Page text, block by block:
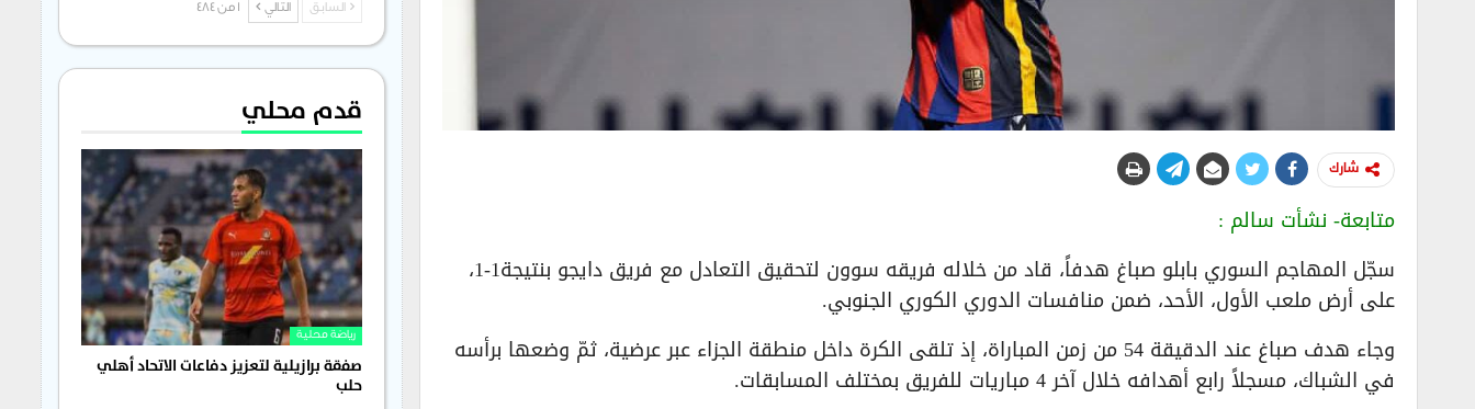
شارك
متابعة- نشأت سالم :
سجّل المهاجم السوري بابلو صباغ هدفاً، قاد من خلاله فريقه سوون لتحقيق التعادل مع فريق دايجو بنتيجة1-1،
على أرض ملعب الأول، الأحد، ضمن منافسات الدوري الكوري الجنوبي.
وجاء هدف صباغ عند الدقيقة 54 من زمن المباراة، إذ تلقى الكرة داخل منطقة الجزاء عبر عرضية، ثمّ وضعها برأسه
في الشباك، مسجلاً رابع أهدافه خلال آخر 4 مباريات للفريق بمختلف المسابقات.
السابق التالي 1 من 484
قدم محلي
رياضة محلية
صفقة برازيلية لتعزيز دفاعات الاتحاد أهلي
حلب